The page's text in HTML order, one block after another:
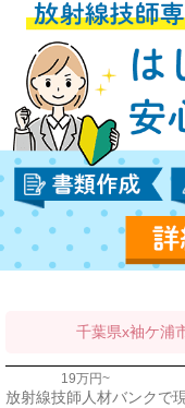
千葉県x袖ケ浦
19万円~
放射線技師人材バンクで